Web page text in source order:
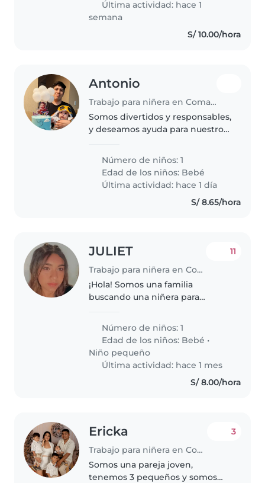
Última actividad: hace 1
semana
S/ 10.00/hora
Antonio
Trabajo para niñera en Comas (Departamento de Lima)
Somos divertidos y responsables,
y deseamos ayuda para nuestro
Número de niños: 1
Edad de los niños: Bebé
Última actividad: hace 1 día
S/ 8.65/hora
JULIET
Trabajo para niñera en Comas (Departamento de Lima)
11
¡Hola! Somos una familia
buscando una niñera para
ella es un poco independiente y
llena de energía. Necesitamos a
alguien cómodo con mascotas,
cocina,..
Número de niños: 1
Edad de los niños: Bebé •
Niño pequeño
Última actividad: hace 1 mes
S/ 8.00/hora
Ericka
Trabajo para niñera en Comas (Departamento de Lima)
3
Somos una pareja joven,
tenemos 3 pequeños y somos